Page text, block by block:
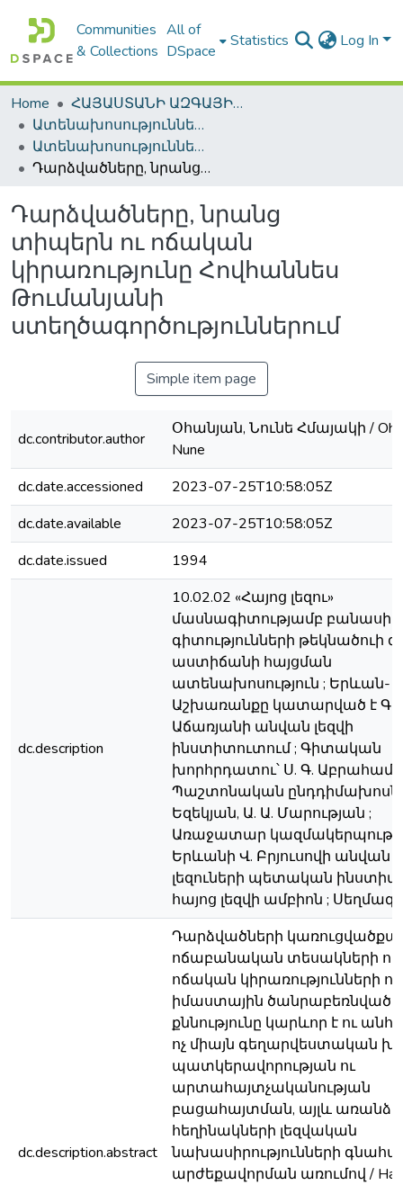
Communities
& Collections
All of
DSpace
Statistics Log In
Home
ՀԱՅԱՍՏԱՆԻ ԱԶԳԱՅԻՆ ԳՐԱԴԱՐԱՆԻ ԹՎԱՅԻՆ ՊԱՀՈՑ / DIGITAL REPOSITORY OF NLA
Ատենախոսություններ և սեղմագրեր / Theses & Abstracts
Ատենախոսություններ և սեղմագրեր / Theses & Abstracts
Դարձվածները, նրանց տիպերն ու ոճական կիրառությունը Հովհաննես Թումանյանի ստեղծագործություններում
Դարձվածները, նրանց
տիպերն ու ոճական
կիրառությունը Հովհաննես
Թումանյանի
ստեղծագործություններում
Simple item page
dc.contributor.author
Օհանյան, Նունե Հմայակի /
Nune
dc.date.accessioned
2023-07-25T10:58:05Z
dc.date.available
2023-07-25T10:58:05Z
dc.date.issued
1994
dc.description
10.02.02 «Հայոց լեզու»
մասնագիտությամբ
գիտությունների թեկնածուի
աստիճանի հայցման
ատենախոսություն ; Երևան-
Աշխառանքը կատարված է
Աճառյանի անվան լեզվի
ինստիտուտում ; Գիտական
խորհրդատու՝ Ս. Գ.
Պաշտոնական
Եզեկյան, Ա. Ա. Մարության ;
Առաջատար
Երևանի Վ. Բրյուսովի անվան
լեզուների պետական
հայոց լեզվի ամբիոն ;
dc.description.abstract
Դարձվածների
ոճաբանական տեսակների ու
ոճական կիրառությունների ու
իմաստային
քննությունը կարևոր է ու
ոչ միայն գեղարվեստական
պատկերավորության ու
արտահայտչականության
բացահայտման, այլև
հեղինակների լեզվական
նախասիրությունների
արժեքավորման առումով /